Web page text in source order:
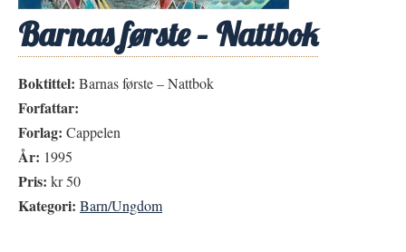
Barnas første – Nattbok
Boktittel: Barnas første – Nattbok
Forfattar:
Forlag: Cappelen
År: 1995
Pris: kr 50
Kategori: Barn/Ungdom